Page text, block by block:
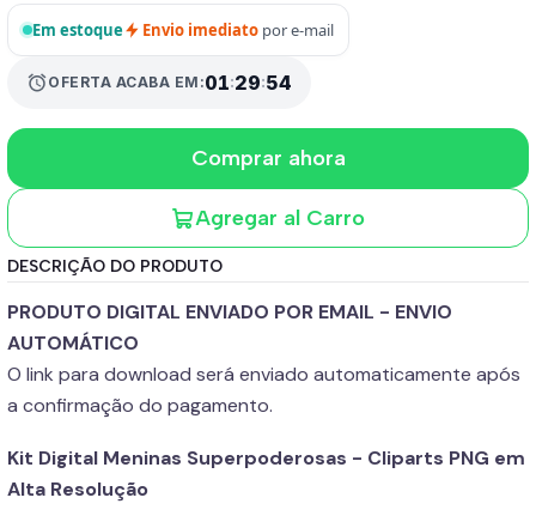
Em estoque Envio imediato por e-mail
alarmOFERTA ACABA EM:01:29:53
Agregar al Carro
Comprar ahora
DESCRIÇÃO DO PRODUTO
PRODUTO DIGITAL ENVIADO POR EMAIL - ENVIO
AUTOMÁTICO
O link para download será enviado automaticamente após
a confirmação do pagamento.
Kit Digital Meninas Superpoderosas - Cliparts PNG em
Alta Resolução